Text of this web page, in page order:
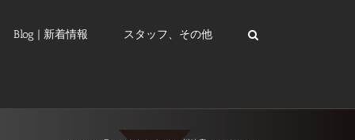
Blog | 新着情報 スタッフ、その他